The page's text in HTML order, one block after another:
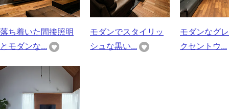
落ち着いた間接照明
とモダンな...
モダンでスタイリッ
シュな黒い...
モダンなグ
クセントウ...